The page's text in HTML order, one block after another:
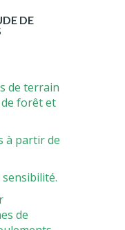
DE
de terrain
forêt et
à partir de
sensibilité.
de